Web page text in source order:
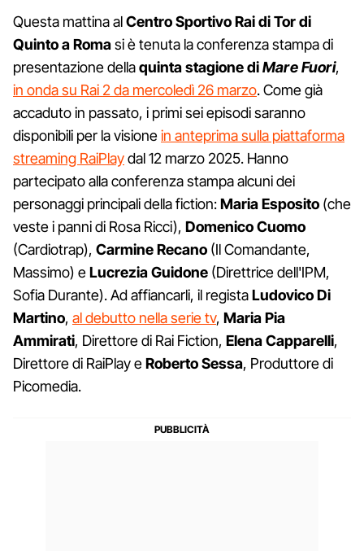
Questa mattina alCentro Sportivo Rai di Tor di
Quinto a Romasi è tenuta la conferenza stampa di
presentazione dellaquinta stagione diMare Fuori,
in onda su Rai 2 da mercoledì 26 marzo. Come già
accaduto in passato, i primi sei episodi saranno
disponibili per la visionein anteprima sulla piattaforma
streaming RaiPlaydal 12 marzo 2025. Hanno
partecipato alla conferenza stampa alcuni dei
personaggi principali della fiction:MariaEsposito (che
veste i panni di Rosa Ricci), DomenicoCuomo
(Cardiotrap), Carmine Recano (Il Comandante,
Massimo) eLucrezia Guidone (Direttrice dell'IPM,
Sofia Durante). Ad affiancarli, il registaLudovico Di
Martino, al debutto nella serie tv, Maria Pia
Ammirati, Direttore di Rai Fiction, Elena Capparelli,
Direttore di RaiPlay eRoberto Sessa, Produttore di
Picomedia.